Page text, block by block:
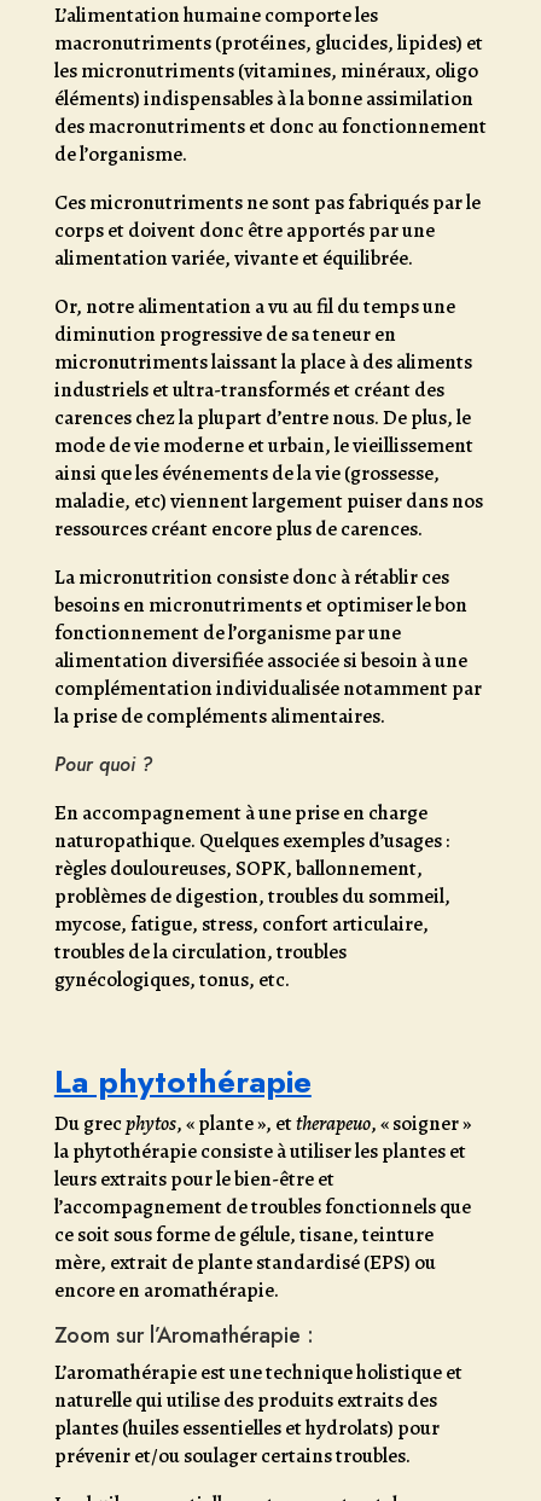
L’alimentation humaine comporte les
macronutriments (protéines, glucides, lipides) et
les micronutriments (vitamines, minéraux, oligo
éléments) indispensables à la bonne assimilation
des macronutriments et donc au fonctionnement
de l’organisme.
Ces micronutriments ne sont pas fabriqués par le
corps et doivent donc être apportés par une
alimentation variée, vivante et équilibrée.
Or, notre alimentation a vu au fil du temps une
diminution progressive de sa teneur en
micronutriments laissant la place à des aliments
industriels et ultra-transformés et créant des
carences chez la plupart d’entre nous. De plus, le
mode de vie moderne et urbain, le vieillissement
ainsi que les événements de la vie (grossesse,
maladie, etc) viennent largement puiser dans nos
ressources créant encore plus de carences.
La micronutrition consiste donc à rétablir ces
besoins en micronutriments et optimiser le bon
fonctionnement de l’organisme par une
alimentation diversifiée associée si besoin à une
complémentation individualisée notamment par
la prise de compléments alimentaires.
Pour quoi ?
En accompagnement à une prise en charge
naturopathique. Quelques exemples d’usages :
règles douloureuses, SOPK, ballonnement,
problèmes de digestion, troubles du sommeil,
mycose, fatigue, stress, confort articulaire,
troubles de la circulation, troubles
gynécologiques, tonus, etc.
La phytothérapie
Du grecphytos, « plante », ettherapeuo, « soigner »
la phytothérapie consiste à utiliser les plantes et
leurs extraits pour le bien-être et
l’accompagnement de troubles fonctionnels que
ce soit sous forme de gélule, tisane, teinture
mère, extrait de plante standardisé (EPS) ou
encore en aromathérapie.
Zoom sur l’Aromathérapie :
L’aromathérapie est une technique holistique et
naturelle qui utilise des produits extraits des
plantes (huiles essentielles et hydrolats) pour
prévenir et/ou soulager certains troubles.